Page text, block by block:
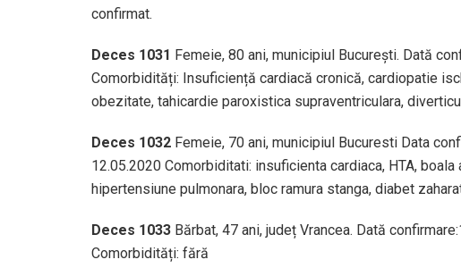
confirmat.
Deces 1031 Femeie, 80 ani, municipiul București. Dată
Comorbidități: Insuficiență cardiacă cronică, cardiopatie
obezitate, tahicardie paroxistica supraventriculara,
Deces 1032 Femeie, 70 ani, municipiul Bucuresti Data
12.05.2020 Comorbiditati: insuficienta cardiaca, HTA,
hipertensiune pulmonara, bloc ramura stanga, diabet
Deces 1033 Bărbat, 47 ani, județ Vrancea. Dată
Comorbidități: fără